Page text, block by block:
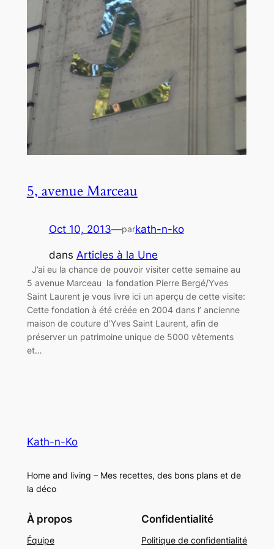
5, avenue Marceau
Oct 10, 2013—parkath-n-ko
dans Articles à la Une
J’ai eu la chance de pouvoir visiter cette semaine au
5 avenue Marceau la fondation Pierre Bergé/Yves
Saint Laurent je vous livre ici un aperçu de cette visite:
Cette fondation à été créée en 2004 dans l’ ancienne
maison de couture d’Yves Saint Laurent, afin de
préserver un patrimoine unique de 5000 vêtements
et…
Kath-n-Ko
Home and living – Mes recettes, des bons plans et de
la déco
À propos
Équipe
Confidentialité
Politique de confidentialité